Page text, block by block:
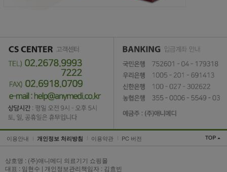
이용안내 개인정보 처리방침 이용약관 PC 버전
상호명 : (주)애니메디 의료기기 쇼핑몰
대표 : 임현수 | 개인정보관리책임자 : 김효빈